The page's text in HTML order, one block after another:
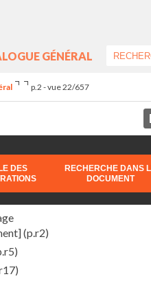
GÉNÉRAL
p.2 - vue 22/657
DES
RECHERCHE DANS
DOCUMENT
(p.r2)